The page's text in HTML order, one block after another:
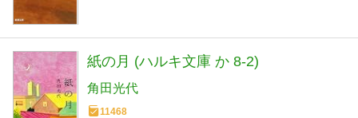
紙の月 (ハルキ文庫 か 8-2)
角田光代
11468